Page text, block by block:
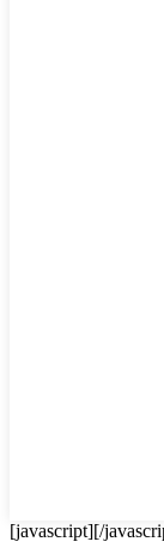
[javascript] [/